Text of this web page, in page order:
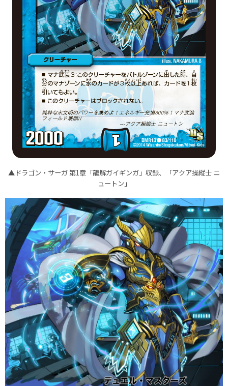
▲ドラゴン・サーガ 第1章「龍解ガイギンガ」収録、「アクア操縦士 ニ
ュートン」